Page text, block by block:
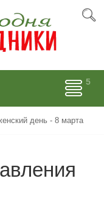
день - 8 марта